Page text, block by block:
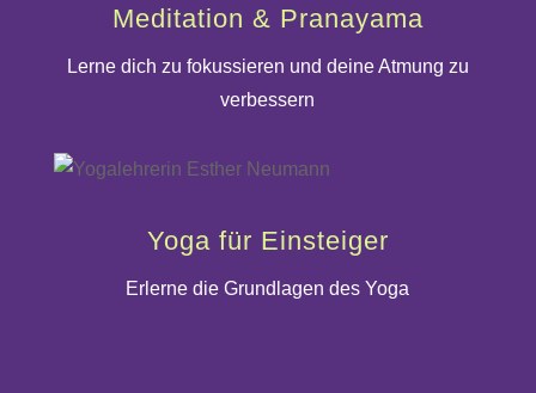
Meditation & Pranayama
Lerne dich zu fokussieren und deine Atmung zu
verbessern
Yoga für Einsteiger
Erlerne die Grundlagen des Yoga